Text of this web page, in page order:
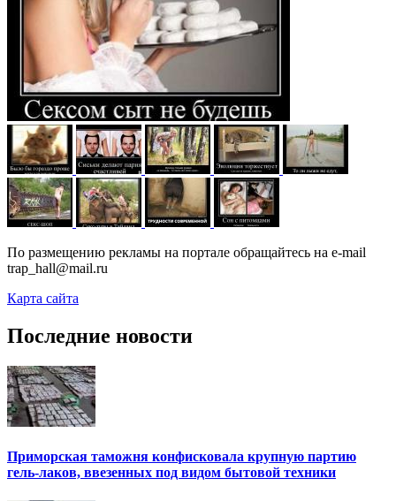
По размещению рекламы на портале обращайтесь на e-mail
trap_hall@mail.ru
Карта сайта
Последние новости
Приморская таможня конфисковала крупную партию
гель-лаков, ввезенных под видом бытовой техники